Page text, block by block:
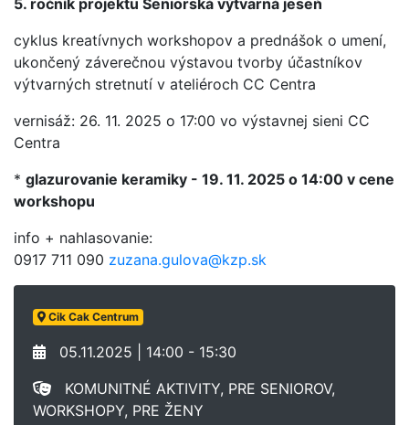
5. ročník projektu Seniorská výtvarná jeseň
cyklus kreatívnych workshopov a prednášok o umení,
ukončený záverečnou výstavou tvorby účastníkov
výtvarných stretnutí v ateliéroch CC Centra
vernisáž: 26. 11. 2025 o 17:00 vo výstavnej sieni CC
Centra
* glazurovanie keramiky - 19. 11. 2025 o 14:00 v cene
workshopu
info + nahlasovanie:
0917 711 090 zuzana.gulova@kzp.sk
Cik Cak Centrum
05.11.2025 | 14:00 - 15:30
KOMUNITNÉ AKTIVITY, PRE SENIOROV,
WORKSHOPY, PRE ŽENY